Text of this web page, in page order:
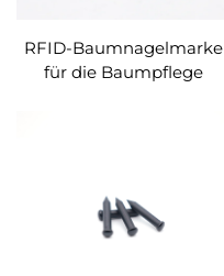
RFID-Baumnagelmarke
für die Baumpflege